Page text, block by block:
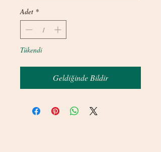
Adet *
Tükendi
Geldiğinde Bildir